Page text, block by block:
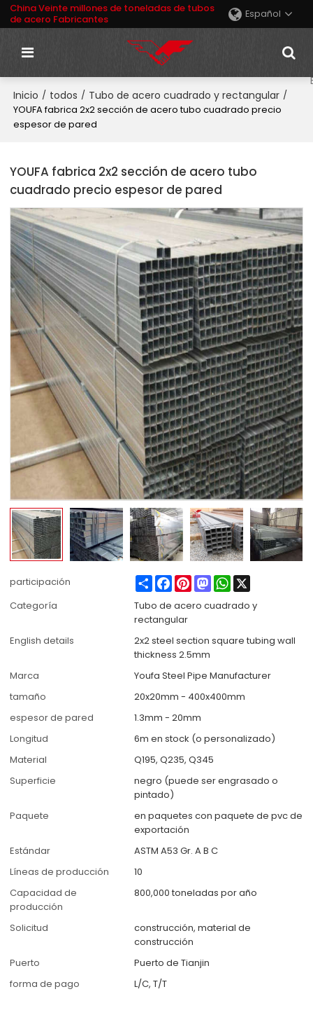
China Veinte millones de toneladas de tubos
de acero Fabricantes
Español
Inicio / todos / Tubo de acero cuadrado y rectangular /
YOUFA fabrica 2x2 sección de acero tubo cuadrado precio
espesor de pared
YOUFA fabrica 2x2 sección de acero tubo
cuadrado precio espesor de pared
participación ShareFacebook
PinterestMastodonWhatsApp
Categoría
Tubo de acero cuadrado y
rectangular
English details
2x2 steel section square tubing wall
thickness 2.5mm
Marca
Youfa Steel Pipe Manufacturer
tamaño
20x20mm - 400x400mm
espesor de pared
1.3mm - 20mm
Longitud
6m en stock (o personalizado)
Material
Q195, Q235, Q345
Superficie
negro (puede ser engrasado o
pintado)
Paquete
en paquetes con paquete de pvc de
exportación
Estándar
ASTM A53 Gr. A B C
Líneas de producción
10
Capacidad de
producción
800,000 toneladas por año
Solicitud
construcción, material de
construcción
Puerto
Puerto de Tianjin
forma de pago
L/C, T/T